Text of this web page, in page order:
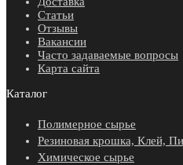
Статьи
Отзывы
Вакансии
Часто задаваемые вопросы
Карта сайта
Каталог
Полимерное сырье
Резиновая крошка, Клей,
Химическое сырье